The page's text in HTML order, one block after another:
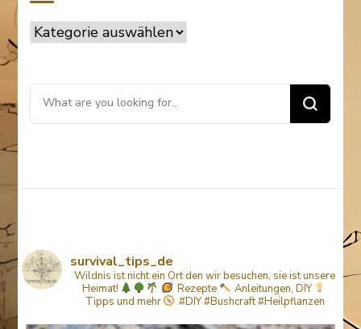
Kategorien
Looking
for
survival_tips_de
Wildnis ist nicht ein Ort den wir besuchen, sie ist unsere
Heimat!
Rezepte
Anleitungen, DIY
Tipps und mehr #DIY #Bushcraft #Heilpflanzen